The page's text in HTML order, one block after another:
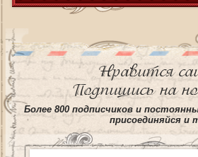
Нравится
Подпишись на
Более 800 подписчиков и
присоединяйся и